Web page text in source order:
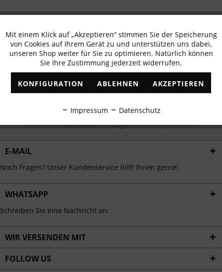
erhalten
✓ Exklusive Angebote ✓ Die aktuellsten Trends
ABONNIEREN
Ich habe dieDatenschutzbestimmungenzur Kenntnis genommen.
E-MAIL
Noch Fragen? Unser Kundenservice hilft Ihnen gerne!
WHATSAPP
Schreiben Sie eine Nachricht an:
WIR VERSENDEN MIT
FOLLOW US
Funktionale Aktiv
Marketing Inaktiv
Tracking Inaktiv
Personalisierung Inaktiv
Service
Mit einem Klick auf „Akzeptieren“ stimmen Sie der Speicherung
von Cookies auf Ihrem Gerät zu und unterstützen uns dabei,
unseren Shop weiter für Sie zu optimieren. Natürlich können
Sie Ihre Zustimmung jederzeit widerrufen.
KONFIGURATION ABLEHNEN AKZEPTIEREN
Impressum Datenschutz